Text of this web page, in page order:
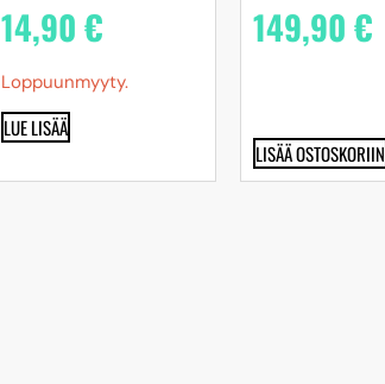
14,90€
Loppuunmyyty.
LUE LISÄÄ
149,90€
LISÄÄ OSTOSKORIIN